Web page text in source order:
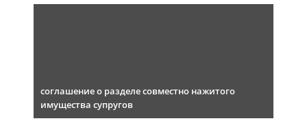
соглашение о разделе совместно нажитого
имущества супругов